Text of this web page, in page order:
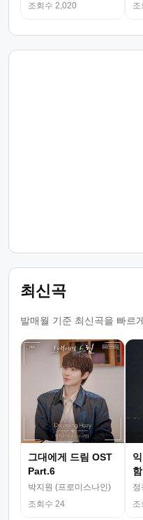
조회수 2,020
조
최신곡
발매월 기준 최신곡을 빠르
그대에게 드림 OST
Part.6
박지원 (프로미스나인)
조회수 24
정
조